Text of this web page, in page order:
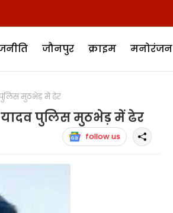
जौनपुर क्राइम मनोरंजन
पुलिस मुठभेड़ में ढेर
यादव पुलिस मुठभेड़ में ढेर
follow us